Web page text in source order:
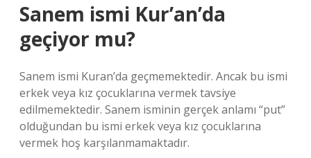
Sanem ismi Kur’an’da
geçiyor mu?
Sanem ismi Kuran’da geçmemektedir. Ancak bu ismi
erkek veya kız çocuklarına vermek tavsiye
edilmemektedir. Sanem isminin gerçek anlamı “put”
olduğundan bu ismi erkek veya kız çocuklarına
vermek hoş karşılanmamaktadır.